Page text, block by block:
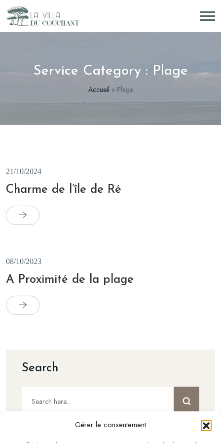
Gérer le consentement
Service Category : Plage
Accueil » Plage
21/10/2024
Charme de l’île de Ré
08/10/2023
A Proximité de la plage
Search